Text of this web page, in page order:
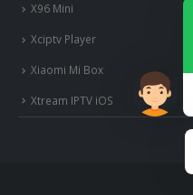
X96 Mini
Xciptv Player
Xiaomi Mi Box
Xtream IPTV iOS